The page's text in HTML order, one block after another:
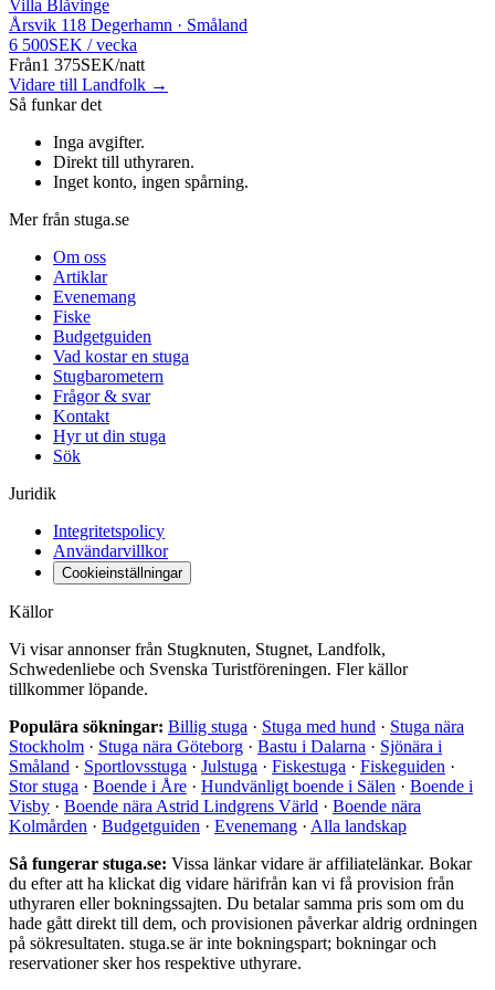
Villa Blåvinge
Årsvik 118 Degerhamn · Småland
6 500SEK /vecka
Från1 375SEK/natt
Vidare till Landfolk →
Så funkar det
Inga avgifter.
Direkt till uthyraren.
Inget konto, ingen spårning.
Mer från stuga.se
Om oss
Artiklar
Evenemang
Fiske
Budgetguiden
Vad kostar en stuga
Stugbarometern
Frågor & svar
Kontakt
Hyr ut din stuga
Sök
Juridik
Integritetspolicy
Användarvillkor
Cookieinställningar
Källor
Vi visar annonser från Stugknuten, Stugnet, Landfolk,
Schwedenliebe och Svenska Turistföreningen. Fler källor
tillkommer löpande.
Populära sökningar: Billig stuga · Stuga med hund · Stuga nära
Stockholm · Stuga nära Göteborg · Bastu i Dalarna · Sjönära i
Småland · Sportlovsstuga · Julstuga · Fiskestuga · Fiskeguiden ·
Stor stuga · Boende i Åre · Hundvänligt boende i Sälen · Boende i
Visby · Boende nära Astrid Lindgrens Värld · Boende nära
Kolmården · Budgetguiden · Evenemang · Alla landskap
Så fungerar stuga.se: Vissa länkar vidare är affiliatelänkar. Bokar
du efter att ha klickat dig vidare härifrån kan vi få provision från
uthyraren eller bokningssajten. Du betalar samma pris som om du
hade gått direkt till dem, och provisionen påverkar aldrig ordningen
på sökresultaten. stuga.se är inte bokningspart; bokningar och
reservationer sker hos respektive uthyrare.